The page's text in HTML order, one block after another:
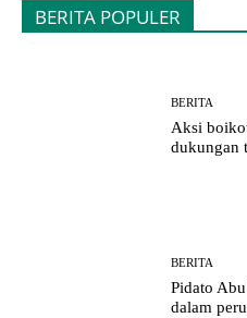
BERITA POPULER
BERITA
Aksi
dukungan
BERITA
Pidato
dalam